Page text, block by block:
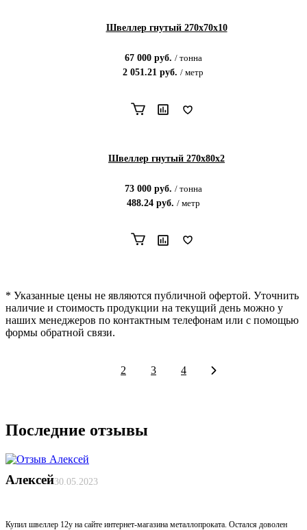
Швеллер гнутый 270х70х10
67 000руб. / тонна
2 051.21 руб. / метр
Швеллер гнутый 270х80х2
73 000руб. / тонна
488.24руб. / метр
* Указанные цены не являются публичной офертой. Уточнить
наличие и стоимость продукции на текущий день можно у
наших менеджеров по контактным телефонам или с помощью
формы обратной связи.
2 3 4
Последние отзывы
Алексей30.05.2023
Купил швеллер 12у на сайте интернет-магазина металлопроката. Остался доволен